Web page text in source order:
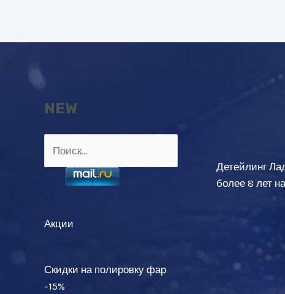
NEW
Акции
Скидки на полировку фар
-15%
Детейлинг
более 8 лет